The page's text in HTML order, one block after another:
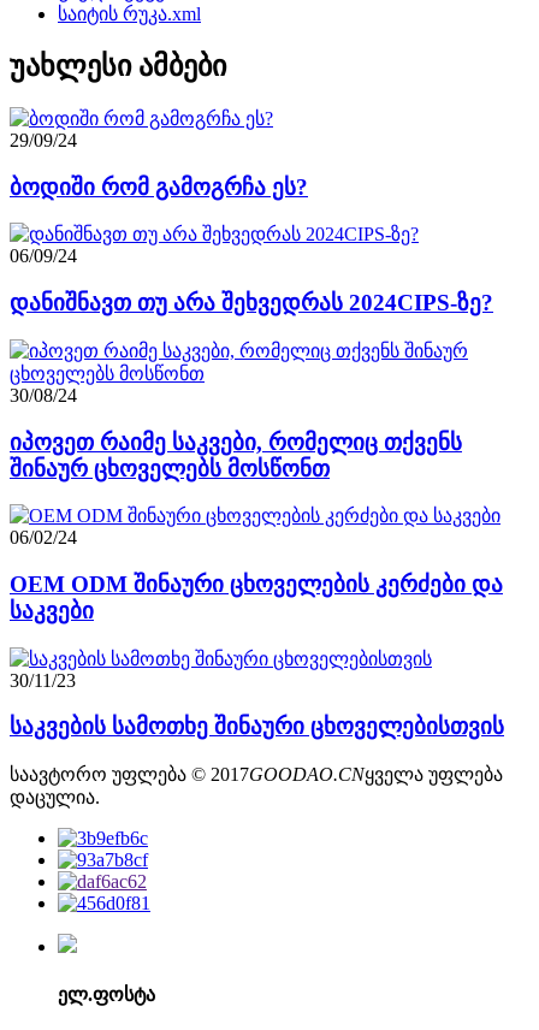
საიტის რუკა.xml
უახლესი ამბები
29/09/24
ბოდიში რომ გამოგრჩა ეს?
06/09/24
დანიშნავთ თუ არა შეხვედრას 2024CIPS-ზე?
30/08/24
იპოვეთ რაიმე საკვები, რომელიც თქვენს
შინაურ ცხოველებს მოსწონთ
06/02/24
OEM ODM შინაური ცხოველების კერძები და
საკვები
30/11/23
საკვების სამოთხე შინაური ცხოველებისთვის
საავტორო უფლება © 2017GOODAO.CNყველა უფლება
დაცულია.
ელ.ფოსტა